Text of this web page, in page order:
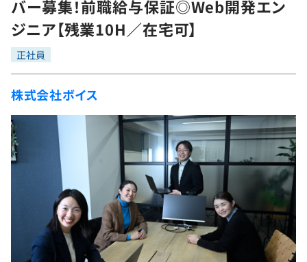
転職エージェント
転職成功ガイド
本選考
インターン
新卒エージェント
イベント・セミナー
インタビュー
就活成功ガイド
問題集
4択課題
リファレンス
個人向けプラン
プログラミング言語
評価結果一覧
再チャレンジ結果一覧
ゲーム・マンガ
Tech Team Journal
paiza times
paizaとは？
バー募集！前職給与保証◎Web開発エン
ジニア【残業10H／在宅可】
正社員
株式会社ボイス